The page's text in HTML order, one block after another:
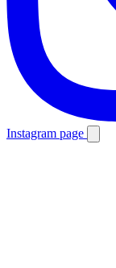
Instagram page